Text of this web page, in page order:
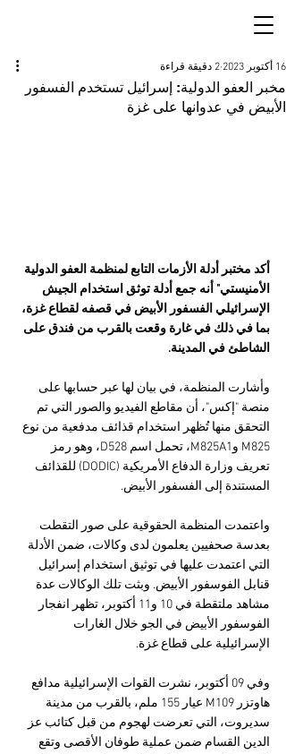
مخبر العفو الدولية: إسرائيل تستخدم الفسفور
الأبيض في عدوانها على غزة
16 أكتوبر 2023 2 دقيقة قراءة
أكد مختبر أدلة الأزمات التابع لمنظمة العفو الدولية
الأمنيستي" أنه جمع أدلة توثق استخدام الجيش
الإسرائيلي الفسفور الأبيض في قصفه لقطاع غزة،
بما في ذلك في غارة وقعت بالقرب من فندق على
الشاطئ في المدينة.
وأشارت المنظمة، في بيان لها عبر حسابها على
منصة "إكس"، أن مقاطع الفيديو والصور التي تم
التحقق منها تُظهر استخدام قذائف مدفعية من نوع
M825 وM825A1، تحمل اسم D528، وهو رمز
تعريف وزارة الدفاع الأمريكية (DODIC) للقذائف
المستندة إلى الفسفور الأبيض.
واعتمدت المنظمة الحقوقية على صور التقطت
بعدسة صحفيين يعلمون لدى وكالات، ضمن الأدلة
التي اعتمدت عليها في توثيق استخدام إسرائيل
قنابل الفوسفور الأبيض. وبثت تلك الوكالات عدة
مشاهد ملتقطة في 10 و11 أكتوبر، تظهر انفجار
الفوسفور الأبيض في الجو خلال الغارات
الإسرائيلية على قطاع غزة.
وفي 09 أكتوبر، نشرت القوات الإسرائيلية مدافع
هاوتزر M109 عيار 155 ملم، بالقرب من مدينة
سديروت، التي تعرضت لهجوم من قبل كتائب عز
الدين القسام ضمن عملية طوفان الأقصى وتقع